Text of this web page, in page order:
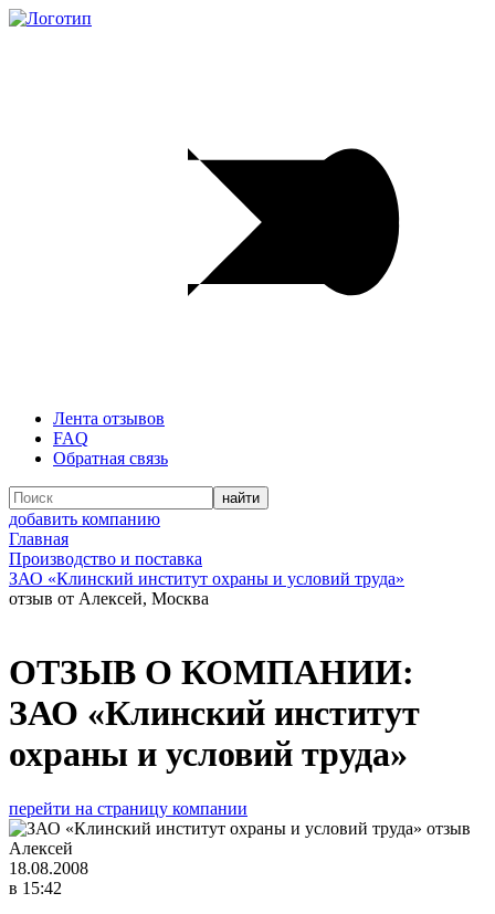
Лента отзывов
FAQ
Обратная связь
добавить компанию
Главная
Производство и поставка
ЗАО «Клинский институт охраны и условий труда»
отзыв от Алексей, Москва
ОТЗЫВ О КОМПАНИИ:
ЗАО «Клинский институт
охраны и условий труда»
перейти на страницу компании
Алексей
18.08.2008
в 15:42